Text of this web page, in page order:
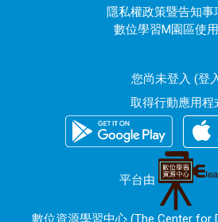
隱私權政策暨告知事
數位學習M園區使
您尚未登入 (登
取得行動應用程
平台由
數位資源學習中心 (The Center for